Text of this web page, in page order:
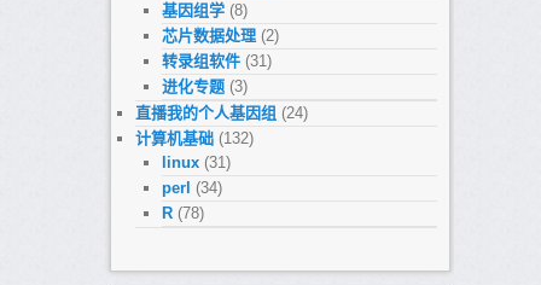
基因组学 (8)
芯片数据处理 (2)
转录组软件 (31)
进化专题 (3)
直播我的个人基因组 (24)
计算机基础(132)
linux (31)
perl (34)
R (78)